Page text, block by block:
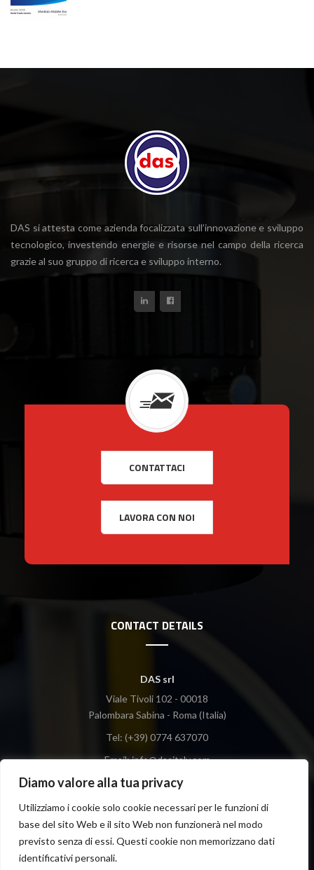
Diamo valore alla tua privacy
Utilizziamo i cookie solo cookie necessari per le funzioni di
base del sito Web e il sito Web non funzionerà nel modo
previsto senza di essi. Questi cookie non memorizzano dati
identificativi personali.
DAS si attesta come azienda focalizzata sull’innovazione e sviluppo
tecnologico, investendo energie e risorse nel campo della ricerca
grazie al suo gruppo di ricerca e sviluppo interno.
CONTACT DETAILS
DAS srl
Viale Tivoli 102 - 00018
Palombara Sabina - Roma (Italia)
Tel: (+39) 0774 637070
Email:info@dasitaly.com
© 2024DAS srl